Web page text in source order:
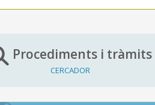
Procediments i tràmits
CERCADOR